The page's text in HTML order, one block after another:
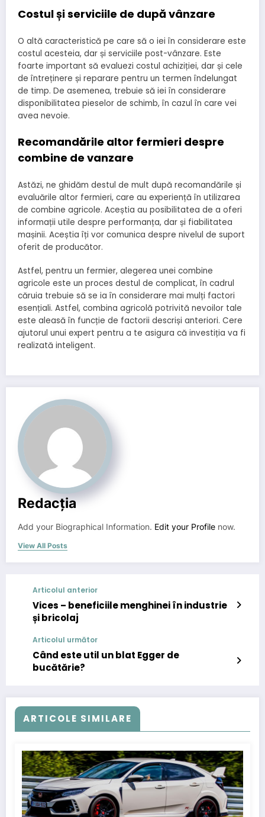
Costul și serviciile de după vânzare
O altă caracteristică pe care să o iei în considerare este
costul acesteia, dar și serviciile post-vânzare. Este
foarte important să evaluezi costul achiziției, dar și cele
de întreținere și reparare pentru un termen îndelungat
de timp. De asemenea, trebuie să iei în considerare
disponibilitatea pieselor de schimb, în cazul în care vei
avea nevoie.
Recomandările altor fermieri despre
combine de vanzare
Astăzi, ne ghidăm destul de mult după recomandările și
evaluările altor fermieri, care au experiență în utilizarea
de combine agricole. Aceștia au posibilitatea de a oferi
informații utile despre performanța, dar și fiabilitatea
mașinii. Aceștia îți vor comunica despre nivelul de suport
oferit de producător.
Astfel, pentru un fermier, alegerea unei combine
agricole este un proces destul de complicat, în cadrul
căruia trebuie să se ia în considerare mai mulți factori
esențiali. Astfel, combina agricolă potrivită nevoilor tale
este aleasă în funcție de factorii descriși anteriori. Cere
ajutorul unui expert pentru a te asigura că investiția va fi
realizată inteligent.
Redacția
Add your Biographical Information. Edit your Profile now.
View All Posts
Articolul anterior
Vices – beneficiile menghinei în industrie
și bricolaj
Articolul următor
Când este util un blat Egger de
bucătărie?
ARTICOLE SIMILARE